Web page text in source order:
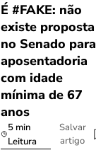
É #FAKE: não
existe proposta
no Senado para
aposentadoria
com idade
mínima de 67
anos
5 min
Leitura
Salvar
artigo